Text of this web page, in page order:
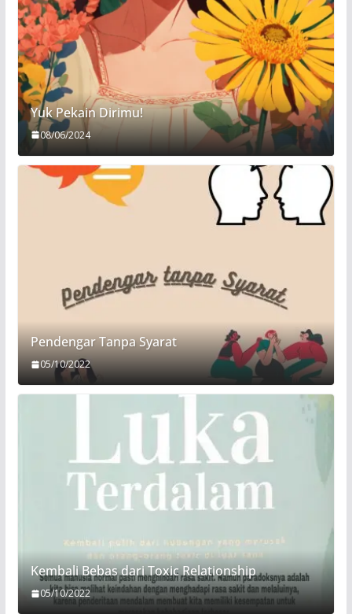
Yuk Pekain Dirimu!
08/06/2024
Pendengar Tanpa Syarat
05/10/2022
Kembali Bebas dari Toxic Relationship
05/10/2022